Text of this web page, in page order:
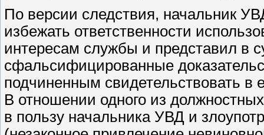
По версии следствия, начальник
избежать ответственности
интересам службы и представил в
сфальсифицированные
подчиненным свидетельствовать в
В отношении одного из
в пользу начальника УВД и